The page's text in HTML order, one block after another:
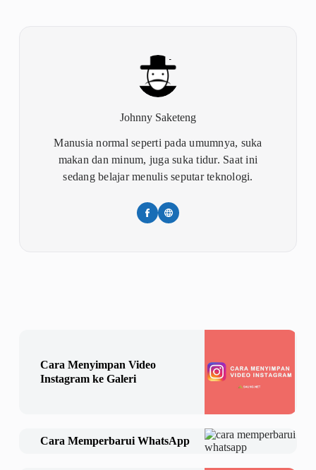
Johnny Saketeng
Manusia normal seperti pada umumnya, suka
makan dan minum, juga suka tidur. Saat ini
sedang belajar menulis seputar teknologi.
Cara Menyimpan Video
Instagram ke Galeri
Cara Memperbarui WhatsApp